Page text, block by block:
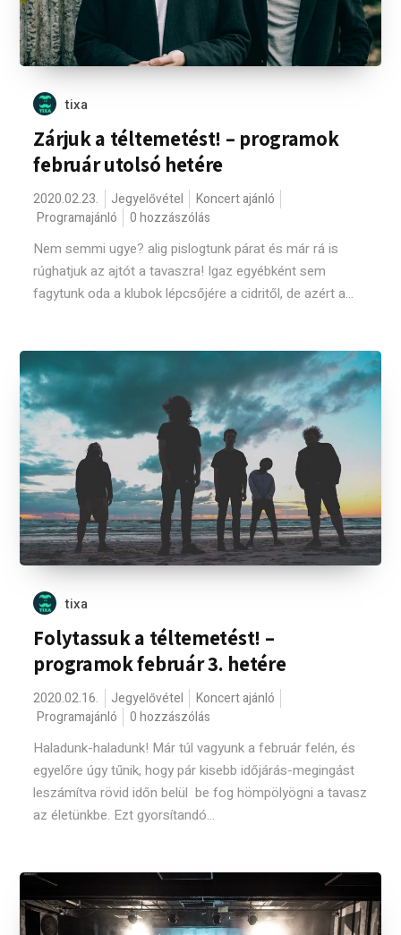
tixa
Zárjuk a téltemetést! – programok
február utolsó hetére
2020.02.23. Jegyelővétel
Koncert ajánló
Programajánló
0 hozzászólás
Nem semmi ugye? alig pislogtunk párat és már rá is
rúghatjuk az ajtót a tavaszra! Igaz egyébként sem
fagytunk oda a klubok lépcsőjére a cidritől, de azért a...
tixa
Folytassuk a téltemetést! –
programok február 3. hetére
2020.02.16. Jegyelővétel
Koncert ajánló
Programajánló
0 hozzászólás
Haladunk-haladunk! Már túl vagyunk a február felén, és
egyelőre úgy tűnik, hogy pár kisebb időjárás-megingást
leszámítva rövid időn belül be fog hömpölyögni a tavasz
az életünkbe. Ezt gyorsítandó...